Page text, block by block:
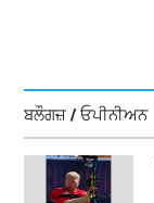
ਬਲੌਗਜ਼ / ਓਪੀਨੀਅਨ